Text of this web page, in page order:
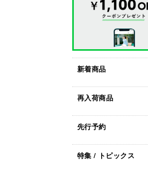
新着商品
再入荷商品
先行予約
特集 / トピックス